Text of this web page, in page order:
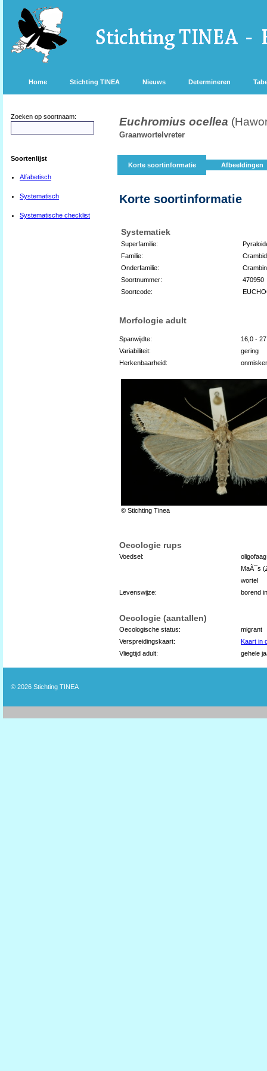
Home Stichting TINEA Nieuws Determineren
Zoeken op soortnaam:
Soortenlijst
Alfabetisch
Systematisch
Systematische checklist
Euchromius ocellea
Graanwortelvreter
Korte soortinformatie Afbeeldingen
Korte soortinformatie
Systematiek
Superfamilie:
Familie:
Onderfamilie:
Soortnummer:
470950
Soortcode:
Morfologie adult
Spanwijdte:
16,0 -
Variabiliteit:
gering
Herkenbaarheid:
© Stichting Tinea
Oecologie rups
Voedsel:
MaÃ¯s (
wortel
Levenswijze:
borend
Oecologie (aantallen)
Oecologische status:
migrant
Verspreidingskaart:
Kaart in
Vliegtijd adult:
gehele
© 2026 Stichting TINEA